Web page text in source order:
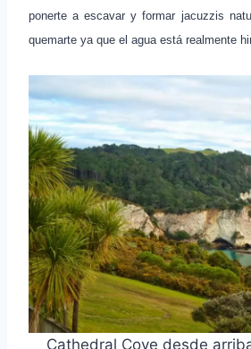
ponerte a escavar y formar jacuzzis
quemarte ya que el agua está realmente
Cathedral Cove desde